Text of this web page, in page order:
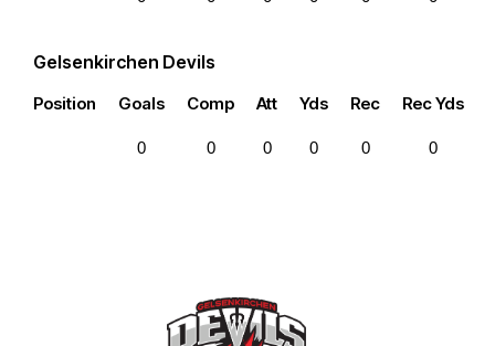
Gelsenkirchen Devils
Position Goals Comp Att Yds Rec Rec Yds
0 0 0 0 0 0